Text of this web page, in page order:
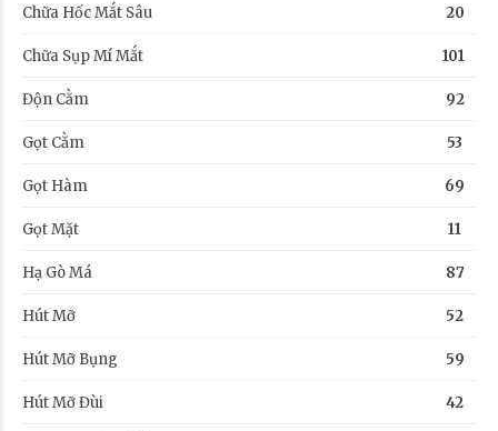
Chữa Hốc Mắt Sâu 20
Chữa Sụp Mí Mắt 101
Độn Cằm 92
Gọt Cằm 53
Gọt Hàm 69
Gọt Mặt 11
Hạ Gò Má 87
Hút Mỡ 52
Hút Mỡ Bụng 59
Hút Mỡ Đùi 42